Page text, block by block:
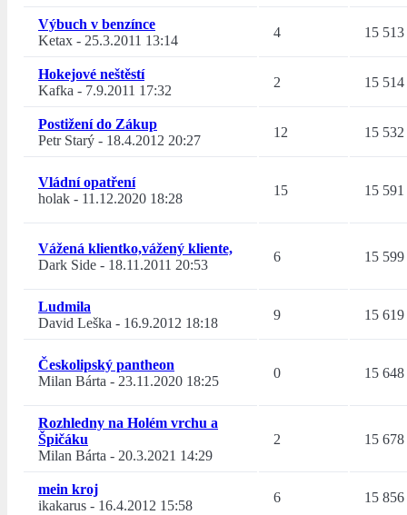
Výbuch v benzínce
Ketax - 25.3.2011 13:14
4 15 513
Hokejové neštěstí
Kafka - 7.9.2011 17:32
2 15 514
Postižení do Zákup
Petr Starý - 18.4.2012 20:27
12 15 532
Vládní opatření
holak - 11.12.2020 18:28
15 15 591
Vážená klientko,vážený kliente,
Dark Side - 18.11.2011 20:53
6 15 599
Ludmila
David Leška - 16.9.2012 18:18
9 15 619
Českolipský pantheon
Milan Bárta - 23.11.2020 18:25
0 15 648
Rozhledny na Holém vrchu a
Špičáku
Milan Bárta - 20.3.2021 14:29
2 15 678
mein kroj
ikakarus - 16.4.2012 15:58
6 15 856